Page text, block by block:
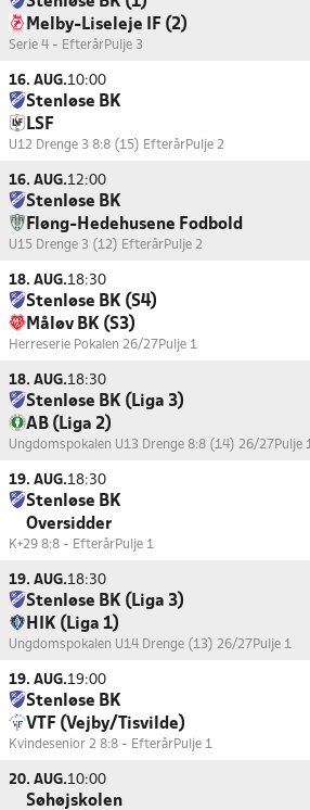
Melby-Liseleje IF (2)
Serie 4 - EfterårPulje 3
16. AUG.10:00
Stenløse BK
LSF
U12 Drenge 3 8:8 (15) EfterårPulje 2
16. AUG.12:00
Stenløse BK
Fløng-Hedehusene Fodbold
U15 Drenge 3 (12) EfterårPulje 2
18. AUG.18:30
Stenløse BK (S4)
Måløv BK (S3)
Herreserie Pokalen 26/27 Pulje 1
18. AUG.18:30
Stenløse BK (Liga 3)
AB (Liga 2)
Ungdomspokalen U13 Drenge 8:8 (14) 26/27 Pulje 1
19. AUG.18:30
Stenløse BK
Oversidder
K+29 8:8 - EfterårPulje 1
19. AUG.18:30
Stenløse BK (Liga 3)
HIK (Liga 1)
Ungdomspokalen U14 Drenge (13) 26/27 Pulje 1
19. AUG.19:00
Stenløse BK
VTF (Vejby/Tisvilde)
Kvindesenior 2 8:8 - EfterårPulje 1
20. AUG.10:00
Søhøjskolen